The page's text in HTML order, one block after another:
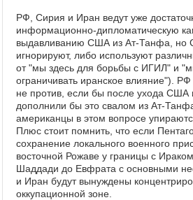
РФ, Сирия и Иран ведут уже
информационно-дипломатическую
выдавливанию США из Ат-Танфа, но
игнорируют, либо используют
от "мы здесь для борьбы с ИГИЛ" и
ограничивать иранское влияние").
не против, если бы после ухода
дополнили бы это свалом из Ат-
американцы в этом вопросе
Плюс стоит помнить, что если
сохранение локального военного
восточной Рожаве у границы с
Шаддади до Евфрата с основными
и Иран будут вынуждены
оккупационной зоне.